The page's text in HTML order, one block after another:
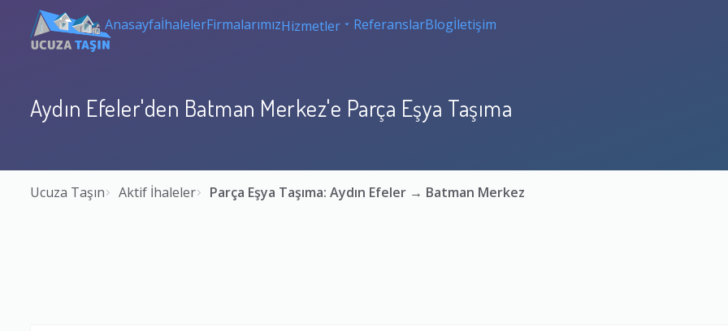
AnasayfaİhalelerFirmalarımızHizmetler ReferanslarBlogİletişim
Aydın Efeler'den Batman Merkez'e Parça Eşya Taşıma
Ucuza Taşın Aktif İhaleler Parça Eşya Taşıma: Aydın Efeler → Batman Merkez